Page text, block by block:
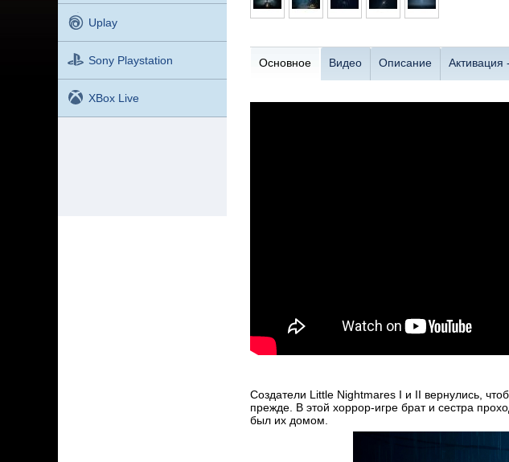
Uplay
Sony Playstation
XBox Live
Основное Видео Описание Активация
Создатели Little Nightmares I и II вернулись,
прежде. В этой хоррор-игре брат и сестра
был их домом.